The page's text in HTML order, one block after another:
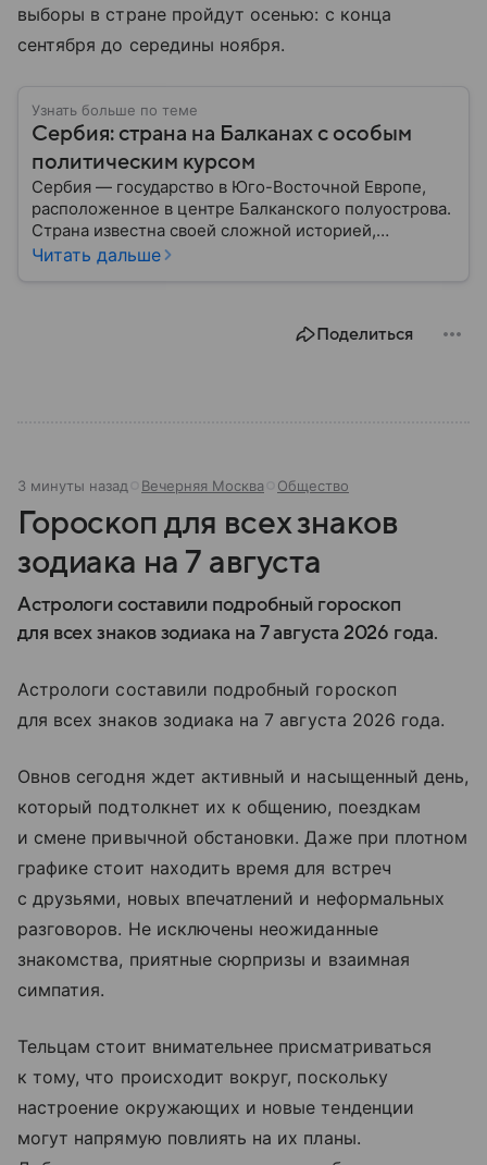
выборы в стране пройдут осенью: с конца
сентября до середины ноября.
Узнать больше по теме
Сербия: страна на Балканах с особым
политическим курсом
Сербия — государство в Юго-Восточной Европе,
расположенное в центре Балканского полуострова.
Страна известна своей сложной историей,
культурным наследием и особым
Читать дальше
Поделиться
3 минуты назад Вечерняя Москва Общество
Гороскоп для всех знаков
зодиака на 7 августа
Астрологи составили подробный гороскоп
для всех знаков зодиака на 7 августа 2026 года.
Астрологи составили подробный гороскоп
для всех знаков зодиака на 7 августа 2026 года.
Овнов сегодня ждет активный и насыщенный день,
который подтолкнет их к общению, поездкам
и смене привычной обстановки. Даже при плотном
графике стоит находить время для встреч
с друзьями, новых впечатлений и неформальных
разговоров. Не исключены неожиданные
знакомства, приятные сюрпризы и взаимная
симпатия.
Тельцам стоит внимательнее присматриваться
к тому, что происходит вокруг, поскольку
настроение окружающих и новые тенденции
могут напрямую повлиять на их планы.